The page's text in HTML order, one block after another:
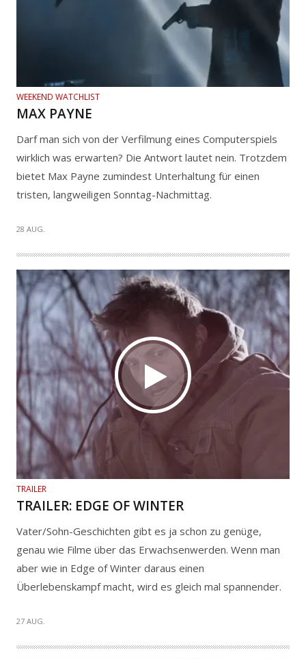
WEEKEND WATCHLIST
MAX PAYNE
Darf man sich von der Verfilmung eines Computerspiels
wirklich was erwarten? Die Antwort lautet nein. Trotzdem
bietet Max Payne zumindest Unterhaltung für einen
tristen, langweiligen Sonntag-Nachmittag.
28 AUG.
TRAILER
TRAILER: EDGE OF WINTER
Vater/Sohn-Geschichten gibt es ja schon zu genüge,
genau wie Filme über das Erwachsenwerden. Wenn man
aber wie in Edge of Winter daraus einen
Überlebenskampf macht, wird es gleich mal spannender.
27 AUG.